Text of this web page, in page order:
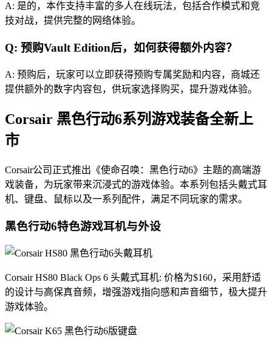
A: 是的，本作支持丰富的多人在线玩法，包括合作模式和竞
技对战，提供完整的网络体验。
Q: 预购Vault Edition后，如何获得额外内容？
A: 预购后，玩家可以立即获得预购专属奖励和内容，商城还
提供额外的数字内容包，供玩家选择购买，提升游戏体验。
Corsair 黑色行动6系列游戏装备全新上
市
Corsair公司正式推出《使命召唤：黑色行动6》主题的高端游
戏装备，为玩家带来沉浸式的游戏体验。本系列包括头戴式耳
机、键盘、鼠标以及一系列配件，满足不同玩家的需求。
黑色行动6特色游戏耳机与外设
Corsair HS80 Black Ops 6 头戴式耳机: 价格为$160，采用舒适
的设计与高保真音频，增强游戏指向感和声音细节，极大提升
游戏体验。